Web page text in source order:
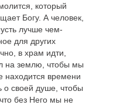
который
Богу. А человек,
лучше чем-
для других
в храм идти,
на землю, чтобы мы
находится времени
о своей душе, чтобы
без Него мы не